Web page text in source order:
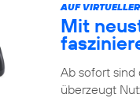
AUF
Mit
Ab sofort sind
überzeugt